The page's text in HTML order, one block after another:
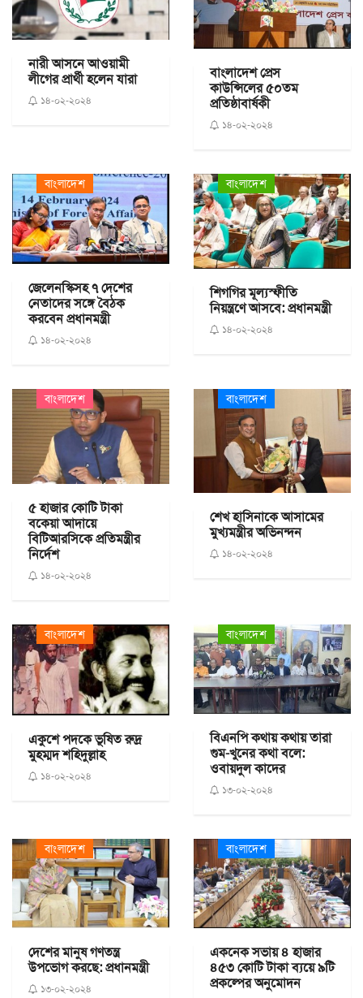
নারী আসনে আওয়ামী
লীগের প্রার্থী হলেন যারা
১৪-০২-২০২৪
বাংলাদেশ প্রেস
কাউন্সিলের ৫০তম
প্রতিষ্ঠাবার্ষকী
১৪-০২-২০২৪
বাংলাদেশ
জেলেনস্কিসহ ৭ দেশের
নেতাদের সঙ্গে বৈঠক
করবেন প্রধানমন্ত্রী
১৪-০২-২০২৪
বাংলাদেশ
শিগগির মূল্যস্ফীতি
নিয়ন্ত্রণে আসবে: প্রধানমন্ত্রী
১৪-০২-২০২৪
বাংলাদেশ
৫ হাজার কোটি টাকা
বকেয়া আদায়ে
বিটিআরসিকে প্রতিমন্ত্রীর
নির্দেশ
১৪-০২-২০২৪
বাংলাদেশ
শেখ হাসিনাকে আসামের
মুখ্যমন্ত্রীর অভিনন্দন
১৪-০২-২০২৪
বাংলাদেশ
একুশে পদকে ভূষিত রুদ্র
মুহম্মদ শহিদুল্লাহ
১৪-০২-২০২৪
বাংলাদেশ
বিএনপি কথায় কথায় তারা
গুম-খুনের কথা বলে:
ওবায়দুল কাদের
১৩-০২-২০২৪
বাংলাদেশ
দেশের মানুষ গণতন্ত্র
উপভোগ করছে: প্রধানমন্ত্রী
১৩-০২-২০২৪
বাংলাদেশ
একনেক সভায় ৪ হাজার
৪৫৩ কোটি টাকা ব্যয়ে ৯টি
প্রকল্পের অনুমোদন